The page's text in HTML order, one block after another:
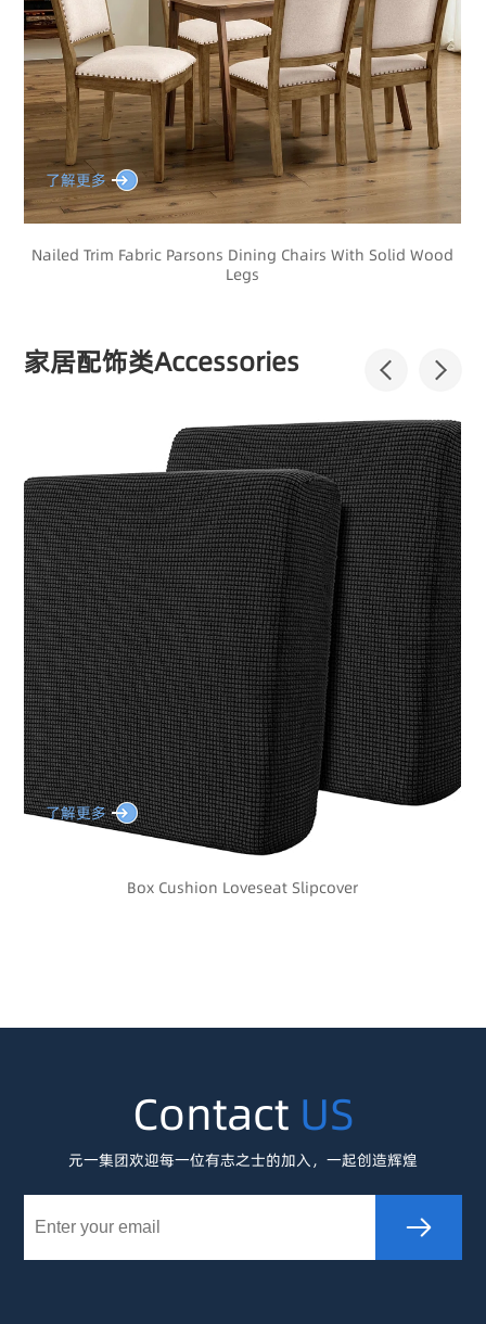
了解更多
Nailed Trim Fabric Parsons Dining Chairs With Solid Wood
Legs
家居配饰类Accessories
了解更多
Box Cushion Loveseat Slipcover
Contact US
元一集团欢迎每一位有志之士的加入，一起创造辉煌